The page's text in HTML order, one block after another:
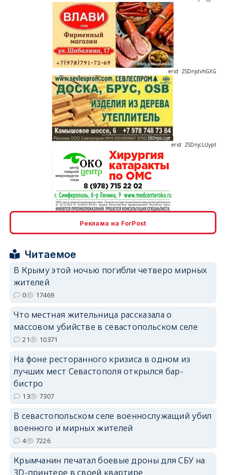
erid: 2SDnjdvhGXG
erid: 2SDnjcLUypt
erid: 2SDnjcrDNw6
erid: 2SDnjdvhGXG
Реклама на ForPost
Читаемое
В Крыму этой ночью погибли четверо мирных
жителей
0 17469
Что местная жительница рассказала о
массовом убийстве в севастопольском селе
21 10371
На фоне ресторанного кризиса в одном из
лучших мест Севастополя открылся бар-
бистро
13 7307
В севастопольском селе военнослужащий убил
военного и мирных жителей
4 7226
Крымчанин печатал боевые дроны для СБУ на
3D-принтере в своей квартире